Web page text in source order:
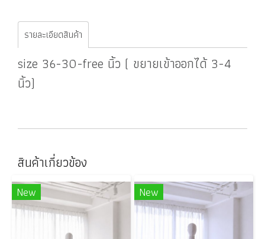
รายละเอียดสินค้า
size 36-30-free นิ้ว ( ขยายเข้าออกได้ 3-4
นิ้ว)
สินค้าเกี่ยวข้อง
New New